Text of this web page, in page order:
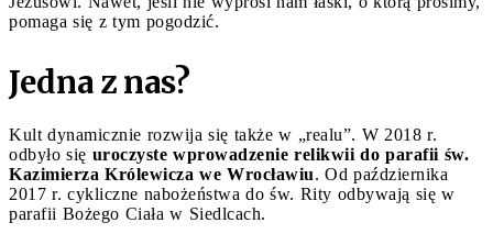
pomaga się z tym pogodzić.
Jedna z nas?
Kult dynamicznie rozwija się także w „realu”. W 2018 r.
odbyło się uroczyste wprowadzenie relikwii do parafii św.
Kazimierza Królewicza we Wrocławiu. Od października
2017 r. cykliczne nabożeństwa do św. Rity odbywają się w
parafii Bożego Ciała w Siedlcach.